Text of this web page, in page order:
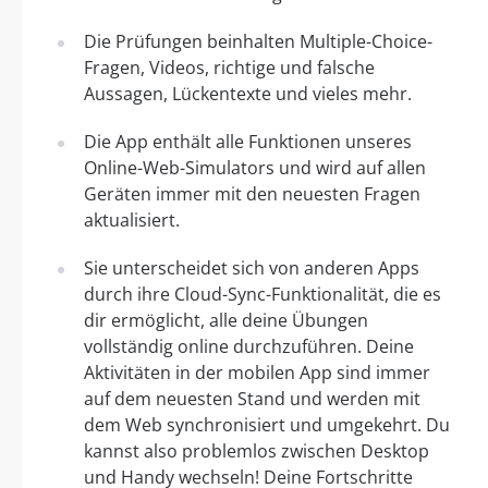
Die Prüfungen beinhalten Multiple-Choice-
Fragen, Videos, richtige und falsche
Aussagen, Lückentexte und vieles mehr.
Die App enthält alle Funktionen unseres
Online-Web-Simulators und wird auf allen
Geräten immer mit den neuesten Fragen
aktualisiert.
Sie unterscheidet sich von anderen Apps
durch ihre Cloud-Sync-Funktionalität, die es
dir ermöglicht, alle deine Übungen
vollständig online durchzuführen. Deine
Aktivitäten in der mobilen App sind immer
auf dem neuesten Stand und werden mit
dem Web synchronisiert und umgekehrt. Du
kannst also problemlos zwischen Desktop
und Handy wechseln! Deine Fortschritte